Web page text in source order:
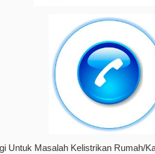
Untuk Masalah Kelistrikan Rumah/